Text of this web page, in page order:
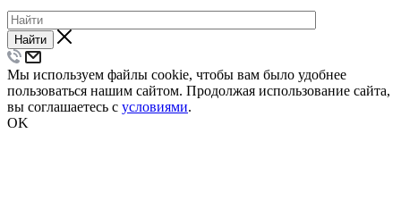
Найти
Мы используем файлы cookie, чтобы вам было удобнее
пользоваться нашим сайтом. Продолжая использование сайта,
вы соглашаетесь с условиями.
OK